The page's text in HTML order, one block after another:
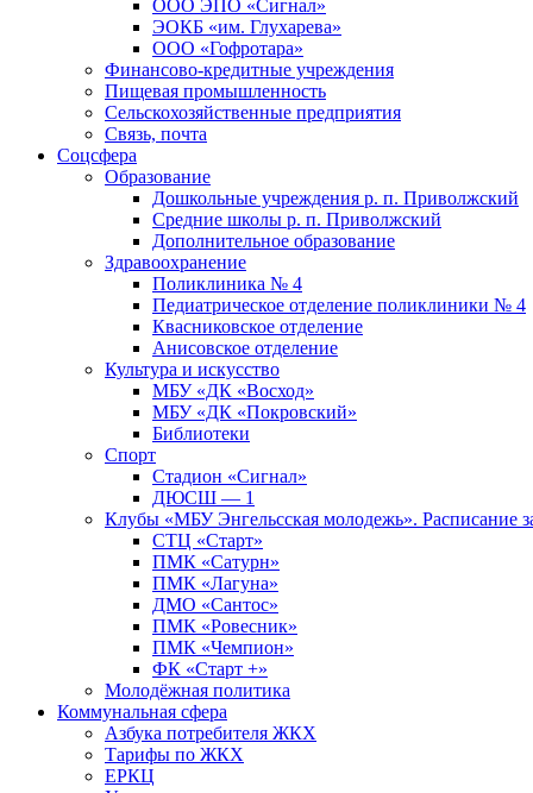
ООО ЭПО «Сигнал»
ЭОКБ «им. Глухарева»
ООО «Гофротара»
Финансово-кредитные учреждения
Пищевая промышленность
Сельскохозяйственные предприятия
Связь, почта
Соцсфера
Образование
Дошкольные учреждения р. п. Приволжский
Средние школы р. п. Приволжский
Дополнительное образование
Здравоохранение
Поликлиника № 4
Педиатрическое отделение поликлиники № 4
Квасниковское отделение
Анисовское отделение
Культура и искусство
МБУ «ДК «Восход»
МБУ «ДК «Покровский»
Библиотеки
Спорт
Стадион «Сигнал»
ДЮСШ — 1
Клубы «МБУ Энгельсская молодежь». Расписание
СТЦ «Старт»
ПМК «Сатурн»
ПМК «Лагуна»
ДМО «Сантос»
ПМК «Ровесник»
ПМК «Чемпион»
ФК «Старт +»
Молодёжная политика
Коммунальная сфера
Азбука потребителя ЖКХ
Тарифы по ЖКХ
ЕРКЦ